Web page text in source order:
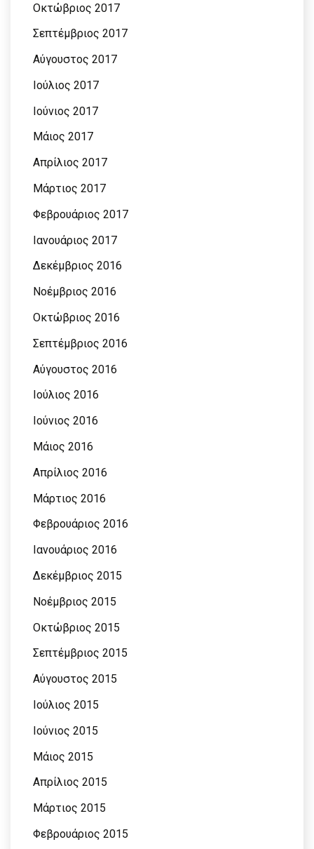
Οκτώβριος 2017
Σεπτέμβριος 2017
Αύγουστος 2017
Ιούλιος 2017
Ιούνιος 2017
Μάιος 2017
Απρίλιος 2017
Μάρτιος 2017
Φεβρουάριος 2017
Ιανουάριος 2017
Δεκέμβριος 2016
Νοέμβριος 2016
Οκτώβριος 2016
Σεπτέμβριος 2016
Αύγουστος 2016
Ιούλιος 2016
Ιούνιος 2016
Μάιος 2016
Απρίλιος 2016
Μάρτιος 2016
Φεβρουάριος 2016
Ιανουάριος 2016
Δεκέμβριος 2015
Νοέμβριος 2015
Οκτώβριος 2015
Σεπτέμβριος 2015
Αύγουστος 2015
Ιούλιος 2015
Ιούνιος 2015
Μάιος 2015
Απρίλιος 2015
Μάρτιος 2015
Φεβρουάριος 2015